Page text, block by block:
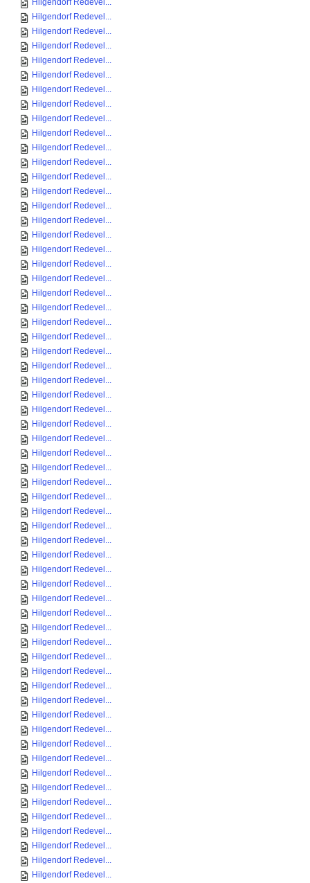
Hilgendorf Redevel...
Hilgendorf Redevel...
Hilgendorf Redevel...
Hilgendorf Redevel...
Hilgendorf Redevel...
Hilgendorf Redevel...
Hilgendorf Redevel...
Hilgendorf Redevel...
Hilgendorf Redevel...
Hilgendorf Redevel...
Hilgendorf Redevel...
Hilgendorf Redevel...
Hilgendorf Redevel...
Hilgendorf Redevel...
Hilgendorf Redevel...
Hilgendorf Redevel...
Hilgendorf Redevel...
Hilgendorf Redevel...
Hilgendorf Redevel...
Hilgendorf Redevel...
Hilgendorf Redevel...
Hilgendorf Redevel...
Hilgendorf Redevel...
Hilgendorf Redevel...
Hilgendorf Redevel...
Hilgendorf Redevel...
Hilgendorf Redevel...
Hilgendorf Redevel...
Hilgendorf Redevel...
Hilgendorf Redevel...
Hilgendorf Redevel...
Hilgendorf Redevel...
Hilgendorf Redevel...
Hilgendorf Redevel...
Hilgendorf Redevel...
Hilgendorf Redevel...
Hilgendorf Redevel...
Hilgendorf Redevel...
Hilgendorf Redevel...
Hilgendorf Redevel...
Hilgendorf Redevel...
Hilgendorf Redevel...
Hilgendorf Redevel...
Hilgendorf Redevel...
Hilgendorf Redevel...
Hilgendorf Redevel...
Hilgendorf Redevel...
Hilgendorf Redevel...
Hilgendorf Redevel...
Hilgendorf Redevel...
Hilgendorf Redevel...
Hilgendorf Redevel...
Hilgendorf Redevel...
Hilgendorf Redevel...
Hilgendorf Redevel...
Hilgendorf Redevel...
Hilgendorf Redevel...
Hilgendorf Redevel...
Hilgendorf Redevel...
Hilgendorf Redevel...
Hilgendorf Redevel...